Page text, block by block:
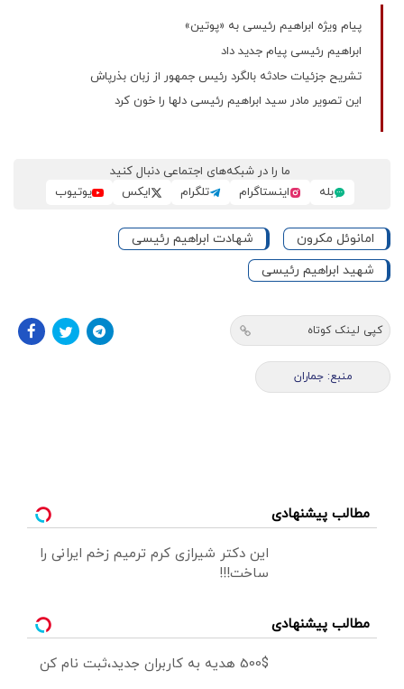
پیام ویژه ابراهیم رئیسی به «پوتین»
ابراهیم رئیسی پیام جدید داد
تشریح جزئیات حادثه بالگرد رئیس جمهور از زبان بذرپاش
این تصویر مادر سید ابراهیم رئیسی دلها را خون کرد
ما را در شبکه‌های اجتماعی دنبال کنید
بله
اینستاگرام تلگرام ایکس یوتیوب
امانوئل مکرون
شهادت ابراهیم رئیسی
شهید ابراهیم رئیسی
کپی لینک کوتاه
منبع: جماران
مطالب پیشنهادی
این دکتر شیرازی کرم ترمیم زخم ایرانی را
ساخت!!!
مطالب پیشنهادی
500$ هدیه به کاربران جدید،ثبت نام کن